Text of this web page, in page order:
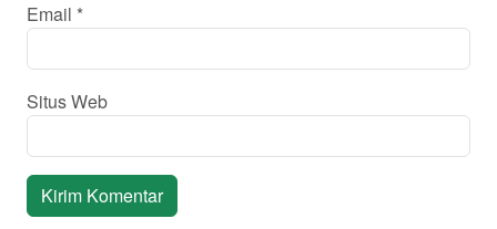
Email *
Situs Web